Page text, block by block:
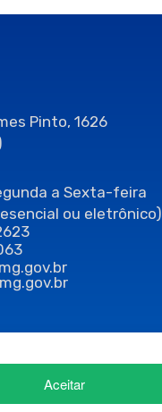
Aceitar
Pinto, 1626
a Sexta-feira
ou eletrônico)